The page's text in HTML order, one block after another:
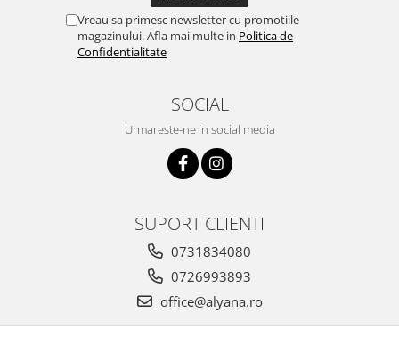
Vreau sa primesc newsletter cu promotiile
magazinului. Afla mai multe in Politica de
Confidentialitate
SOCIAL
Urmareste-ne in social media
SUPORT CLIENTI
0731834080
0726993893
office@alyana.ro